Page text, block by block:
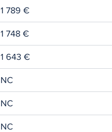
1 789 €
1 748 €
1 643 €
NC
NC
NC